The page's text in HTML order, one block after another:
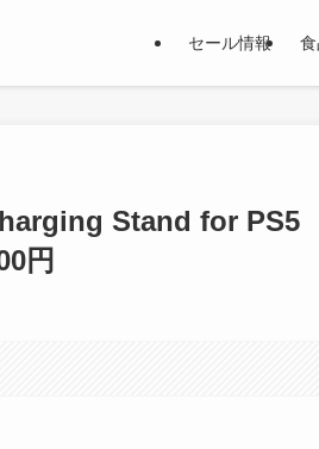
セール情報
Stand for PS5
円